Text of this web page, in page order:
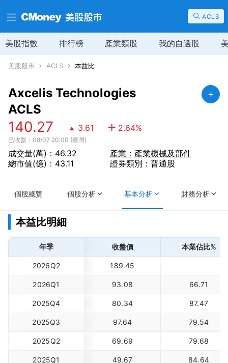
ACLS
美股指數 排行榜 產業類股 我的自選股
美股股市 ACLS 本益比
Axcelis Technologies
ACLS
140.27 3.61 2.64%
已收盤：08/07 20:00 (臺灣)
成交量(萬)：46.32
總市值(億)：43.11
產業：產業機械及部件
證券類別：普通股
個股總覽 個股分析 基本分析 財務分析
本益比明細
年季 收盤價 本業佔比%
2026Q2 189.45
2026Q1 93.08 66.71
2025Q4 80.34 87.47
2025Q3 97.64 79.54
2025Q2 69.69 79.68
2025Q1 49.67 84.64